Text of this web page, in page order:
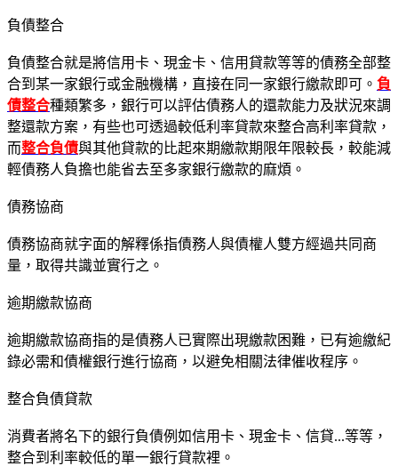
負債整合
負債整合就是將信用卡、現金卡、信用貸款等等的債務全部整
合到某一家銀行或金融機構，直接在同一家銀行繳款即可。 負
債整合種類繁多，銀行可以評估債務人的還款能力及狀況來調
整還款方案，有些也可透過較低利率貸款來整合高利率貸款，
而整合負債與其他貸款的比起來期繳款期限年限較長，較能減
輕債務人負擔也能省去至多家銀行繳款的麻煩。
債務協商
債務協商就字面的解釋係指債務人與債權人雙方經過共同商
量，取得共識並實行之。
逾期繳款協商
逾期繳款協商指的是債務人已實際出現繳款困難，已有逾繳紀
錄必需和債權銀行進行協商，以避免相關法律催收程序。
整合負債貸款
消費者將名下的銀行負債例如信用卡、現金卡、信貸...等等，
整合到利率較低的單一銀行貸款裡。